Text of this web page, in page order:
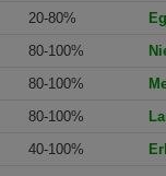
20-80%
80-100%
80-100%
80-100%
40-100%